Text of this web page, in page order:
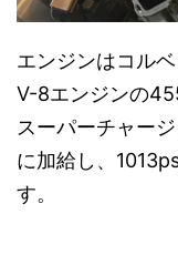
エンジンはコル
V-8エンジンの
スーパーチャー
に加給し、
す。